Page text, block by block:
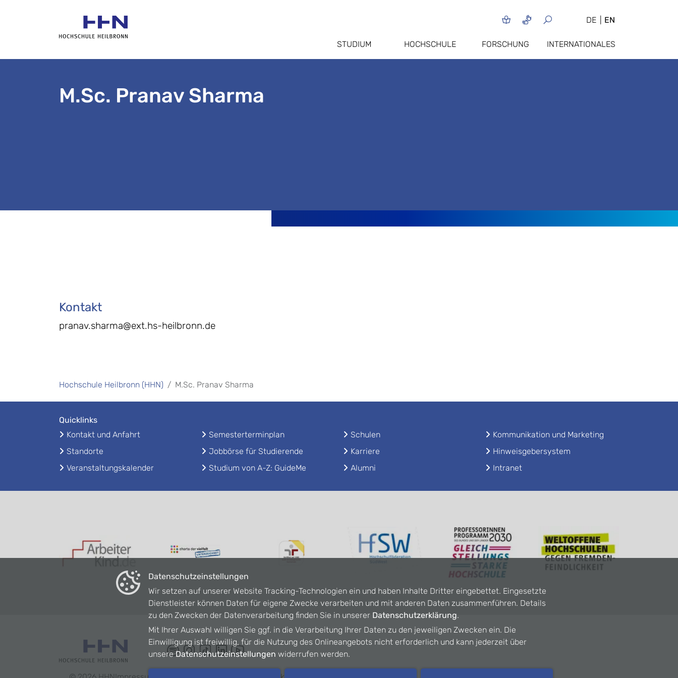
DE EN
STUDIUM HOCHSCHULE FORSCHUNG INTERNATIONALES
M.Sc. Pranav Sharma
Kontakt
pranav.sharma@ext.hs-heilbronn.de
Hochschule Heilbronn (HHN) M.Sc. Pranav Sharma
Quicklinks
Kontakt und Anfahrt
Standorte
Veranstaltungskalender
Semesterterminplan
Jobbörse für Studierende
Studium von A-Z: GuideMe
Schulen
Karriere
Alumni
Kommunikation und Marketing
Hinweisgebersystem
Intranet
Datenschutzeinstellungen
Wir setzen auf unserer Website Tracking-Technologien ein und haben Inhalte Dritter eingebettet. Eingesetzte
Dienstleister können Daten für eigene Zwecke verarbeiten und mit anderen Daten zusammenführen. Details
zu den Zwecken der Datenverarbeitung finden Sie in unserer Datenschutzerklärung.
Mit Ihrer Auswahl willigen Sie ggf. in die Verarbeitung Ihrer Daten zu den jeweiligen Zwecken ein. Die
Einwilligung ist freiwillig, für die Nutzung des Onlineangebots nicht erforderlich und kann jederzeit über
unsereDatenschutzeinstellungen widerrufen werden.